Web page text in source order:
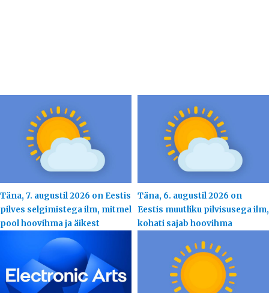
Täna, 7. augustil 2026 on Eestis
pilves selgimistega ilm, mitmel
pool hoovihma ja äikest
Täna, 6. augustil 2026 on
Eestis muutliku pilvisusega ilm,
kohati sajab hoovihma